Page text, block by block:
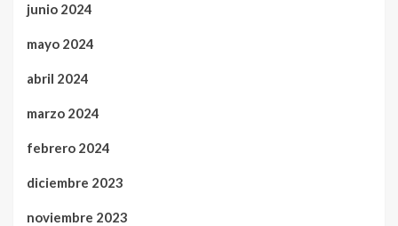
junio 2024
mayo 2024
abril 2024
marzo 2024
febrero 2024
diciembre 2023
noviembre 2023